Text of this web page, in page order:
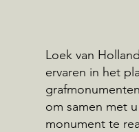
Loek van
ervaren in het
om samen met
monument te